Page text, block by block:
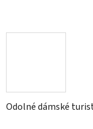
Odolné dámské